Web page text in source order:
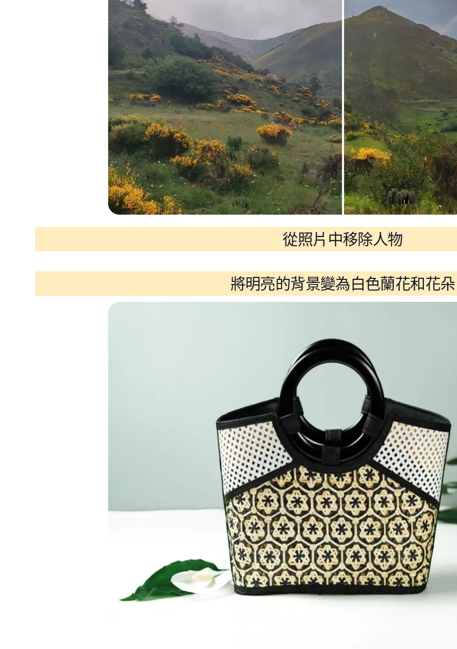
從照片中移除人物
將明亮的背景變為白色蘭花和花朵